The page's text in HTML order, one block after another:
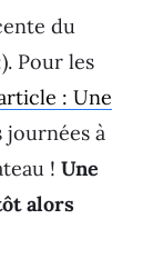
du
Pour les
: Une
journées à
! Une
alors